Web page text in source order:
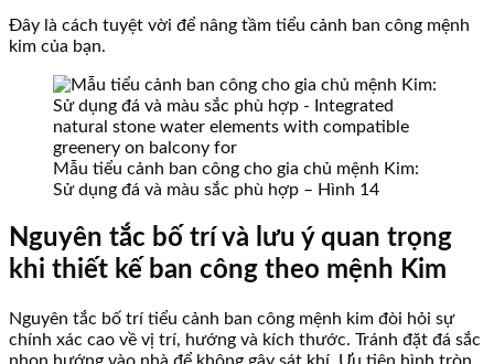
Đây là cách tuyệt vời để nâng tầm tiểu cảnh ban công mệnh
kim của bạn.
Mẫu tiểu cảnh ban công cho gia chủ mệnh Kim:
Sử dụng đá và màu sắc phù hợp – Hình 14
Nguyên tắc bố trí và lưu ý quan trọng
khi thiết kế ban công theo mệnh Kim
Nguyên tắc bố trí tiểu cảnh ban công mệnh kim đòi hỏi sự
chính xác cao về vị trí, hướng và kích thước. Tránh đặt đá sắc